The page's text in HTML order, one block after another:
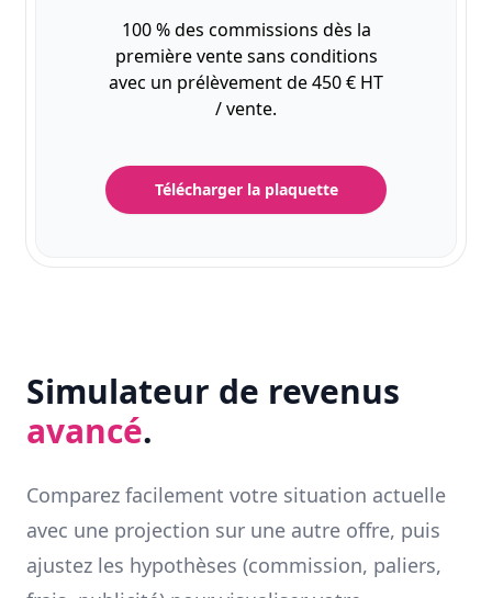
100 % des commissions dès la
première vente sans conditions
avec un prélèvement de 450 € HT
/ vente.
Télécharger la plaquette
Simulateur de revenus
avancé.
Comparez facilement votre situation actuelle
avec une projection sur une autre offre, puis
ajustez les hypothèses (commission, paliers,